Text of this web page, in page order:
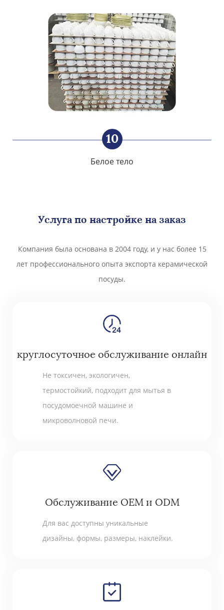
10
Белое тело
Услуга по настройке на заказ
Компания была основана в 2004 году, и у нас более 15
лет профессионального опыта экспорта керамической
посуды.
круглосуточное обслуживание онлайн
Не токсичен, экологичен,
термостойкий, подходит для мытья в
посудомоечной машине и
микроволновой печи.
Обслуживание OEM и ODM
Для вас доступны уникальные
дизайны, формы, размеры, наклейки.